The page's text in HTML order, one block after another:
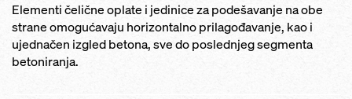
Elementi čelične oplate i jedinice za podešavanje na obe
strane omogućavaju horizontalno prilagođavanje, kao i
ujednačen izgled betona, sve do poslednjeg segmenta
betoniranja.